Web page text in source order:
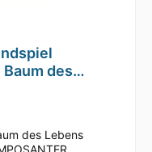
des
des Lebens